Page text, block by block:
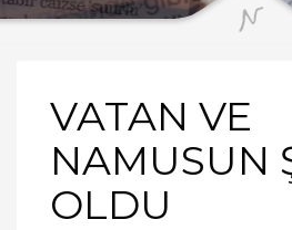
VATAN VE
NAMUSUN
OLDU